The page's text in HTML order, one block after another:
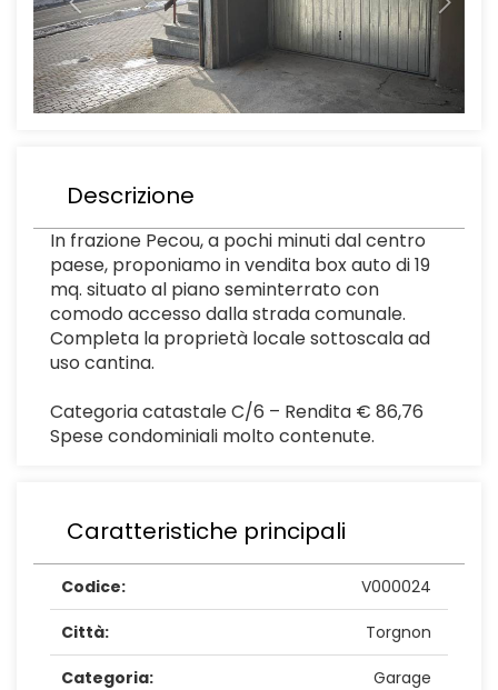
Descrizione
In frazione Pecou, a pochi minuti dal centro
paese, proponiamo in vendita box auto di 19
mq. situato al piano seminterrato con
comodo accesso dalla strada comunale.
Completa la proprietà locale sottoscala ad
uso cantina.
Categoria catastale C/6 – Rendita € 86,76
Spese condominiali molto contenute.
Caratteristiche principali
Codice: V000024
Città: Torgnon
Categoria: Garage